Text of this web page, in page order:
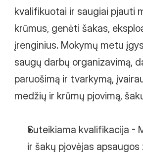
kvalifikuotai ir saugiai pjauti
krūmus, genėti šakas,
įrenginius. Mokymų metu
saugų darbų organizavimą,
paruošimą ir tvarkymą,
medžių ir krūmų pjovimą,
Suteikiama kvalifikacija -
ir šakų pjovėjas apsaugos